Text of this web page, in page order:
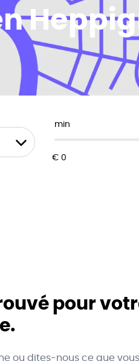
min
pour
ou dites-nous ce que vous